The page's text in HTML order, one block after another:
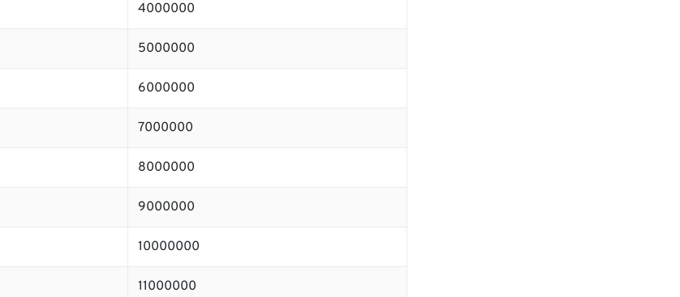
4000000
5000000
6000000
7000000
8000000
9000000
10000000
11000000